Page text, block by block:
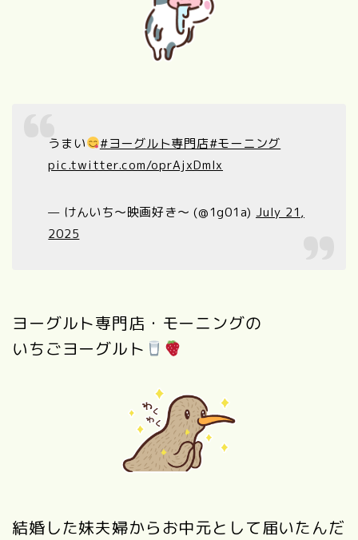
うまい #ヨーグルト専門店#モーニング
pic.twitter.com/oprAjxDmIx
— けんいち〜映画好き〜 (@1g01a) July 21,
2025
ヨーグルト専門店・モーニングの
いちごヨーグルト
結婚した妹夫婦からお中元として届いたんだ